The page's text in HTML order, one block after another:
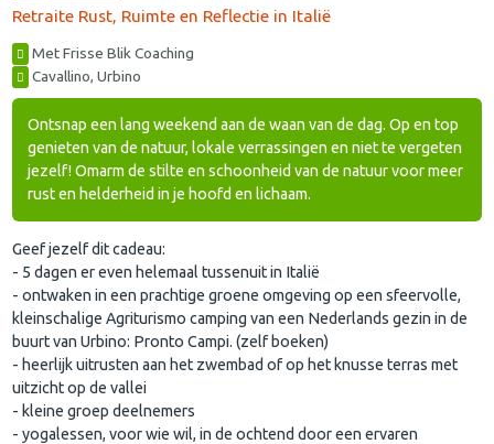
Retraite Rust, Ruimte en Reflectie in Italië
Met Frisse Blik Coaching
Cavallino, Urbino
Ontsnap een lang weekend aan de waan van de dag. Op en top
genieten van de natuur, lokale verrassingen en niet te vergeten
jezelf! Omarm de stilte en schoonheid van de natuur voor meer
rust en helderheid in je hoofd en lichaam.
Geef jezelf dit cadeau:
- 5 dagen er even helemaal tussenuit in Italië
- ontwaken in een prachtige groene omgeving op een sfeervolle,
kleinschalige Agriturismo camping van een Nederlands gezin in de
buurt van Urbino: Pronto Campi. (zelf boeken)
- heerlijk uitrusten aan het zwembad of op het knusse terras met
uitzicht op de vallei
- kleine groep deelnemers
- yogalessen, voor wie wil, in de ochtend door een ervaren